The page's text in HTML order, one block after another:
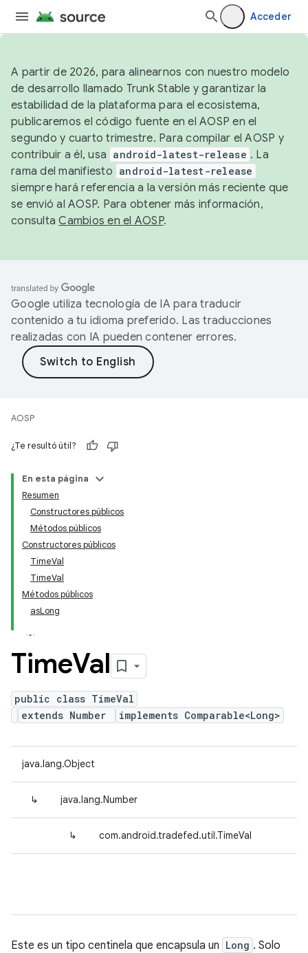
Acceder
A partir de 2026, para alinearnos con nuestro modelo
de desarrollo llamado Trunk Stable y garantizar la
estabilidad de la plataforma para el ecosistema,
publicaremos el código fuente en el AOSP en el
segundo y cuarto trimestre. Para compilar el AOSP y
contribuir a él, usa android-latest-release . La
rama del manifiesto android-latest-release
siempre hará referencia a la versión más reciente que
se envió al AOSP. Para obtener más información,
consultaCambios en el AOSP.
Google utiliza tecnología de IA para traducir
contenido a tu idioma preferido. Las traducciones
realizadas con IA pueden contener errores.
AOSP
¿Te resultó útil?
En esta página
Resumen
Constructores públicos
Métodos públicos
Constructores públicos
TimeVal
TimeVal
Métodos públicos
asLong
TimeVal
public class TimeVal
extends Number
implements Comparable<Long>
java.lang.Object
↳ java.lang.Number
↳ com.android.tradefed.util.TimeVal
Este es un tipo centinela que encapsula un Long . Solo